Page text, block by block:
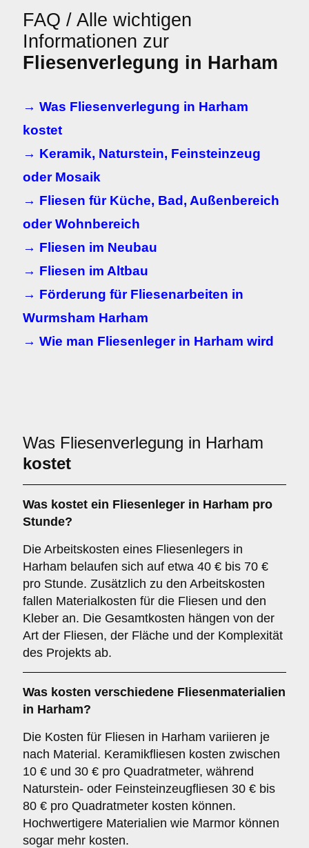
FAQ / Alle wichtigen
Informationen zur
Fliesenverlegung in Harham
→ Was Fliesenverlegung in Harham
kostet
→ Keramik, Naturstein, Feinsteinzeug
oder Mosaik
→ Fliesen für Küche, Bad, Außenbereich
oder Wohnbereich
→ Fliesen im Neubau
→ Fliesen im Altbau
→ Förderung für Fliesenarbeiten in
Wurmsham Harham
→ Wie man Fliesenleger in Harham wird
Was Fliesenverlegung in Harham
kostet
Was kostet ein Fliesenleger in Harham pro
Stunde?
Die Arbeitskosten eines Fliesenlegers in
Harham belaufen sich auf etwa 40 € bis 70 €
pro Stunde. Zusätzlich zu den Arbeitskosten
fallen Materialkosten für die Fliesen und den
Kleber an. Die Gesamtkosten hängen von der
Art der Fliesen, der Fläche und der Komplexität
des Projekts ab.
Was kosten verschiedene Fliesenmaterialien
in Harham?
Die Kosten für Fliesen in Harham variieren je
nach Material. Keramikfliesen kosten zwischen
10 € und 30 € pro Quadratmeter, während
Naturstein- oder Feinsteinzeugfliesen 30 € bis
80 € pro Quadratmeter kosten können.
Hochwertigere Materialien wie Marmor können
sogar mehr kosten.